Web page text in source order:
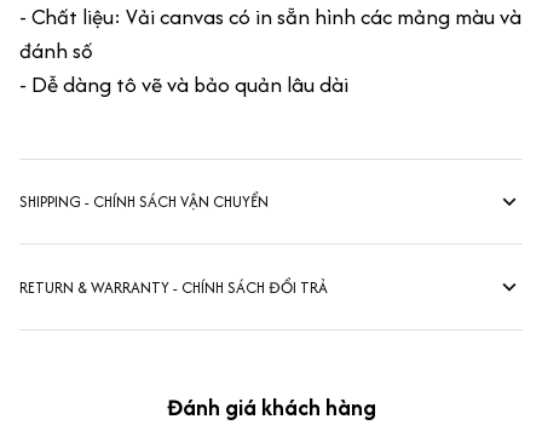
- Chất liệu: Vải canvas có in sẵn hình các mảng màu và
đánh số
- Dễ dàng tô vẽ và bảo quản lâu dài
SHIPPING - CHÍNH SÁCH VẬN CHUYỂN
RETURN & WARRANTY - CHÍNH SÁCH ĐỔI TRẢ
Đánh giá khách hàng